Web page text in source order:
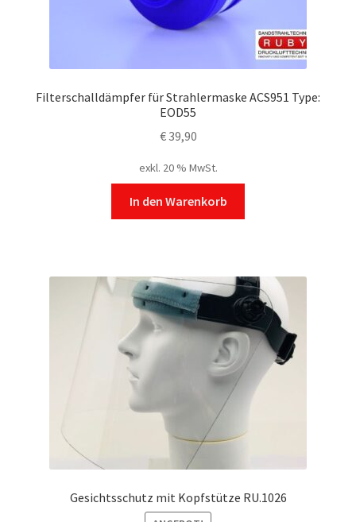
Filterschalldämpfer für Strahlermaske ACS951 Type:
EOD55
€39,90
exkl. 20 % MwSt.
In den Warenkorb
Gesichtsschutz mit Kopfstütze RU.1026